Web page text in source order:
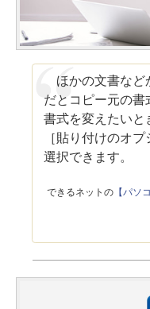
ほかの文書など
だとコピー元の書
書式を変えたいと
［貼り付けのオ
選択できます。
できるネットの【パソ